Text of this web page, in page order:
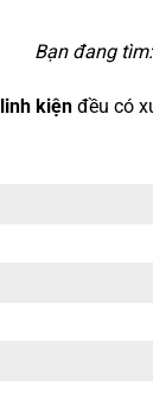
Bạn đang
linh kiệnđều có